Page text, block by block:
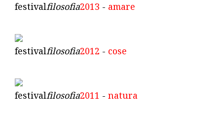
festivalfilosofia2013 - amare
festivalfilosofia2012 - cose
festivalfilosofia2011 - natura